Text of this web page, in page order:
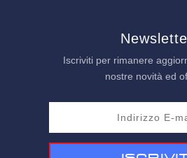
Iscriviti per rimanere
nostre novità ed